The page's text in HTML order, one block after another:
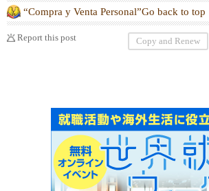
“Compra y Venta Personal”Go back to top
Report this post Copy and Renew